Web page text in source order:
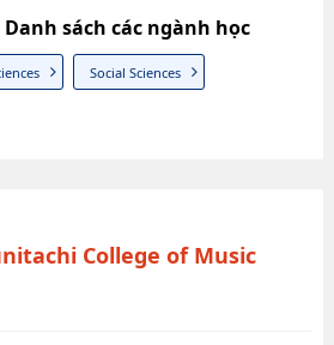
sách các ngành học
Social Sciences
College of Music